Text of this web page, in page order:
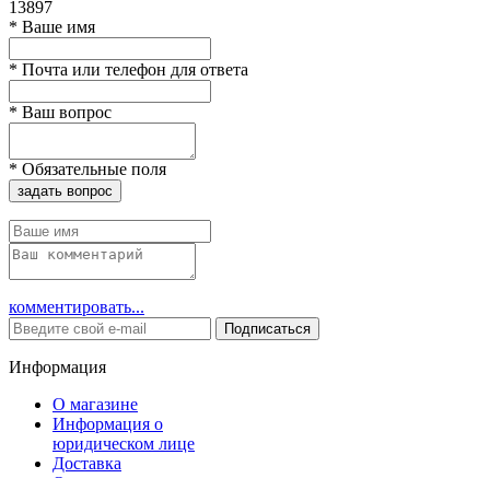
13897
* Ваше имя
* Почта или телефон для ответа
* Ваш вопрос
* Обязательные поля
задать вопрос
комментировать...
Подписаться
Информация
О магазине
Информация о
юридическом лице
Доставка